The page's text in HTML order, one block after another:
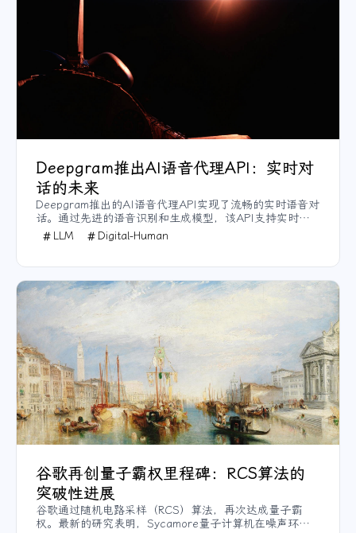
Deepgram推出AI语音代理API：实时对
话的未来
Deepgram推出的AI语音代理API实现了流畅的实时语音对
话。通过先进的语音识别和生成模型，该API支持实时对
话、停顿和中断处理，且可灵活集成不同的大语言模型。
其低延迟和强隐私保护适合客户支持、医疗转录等场景。
LLM Digital-Human
谷歌再创量子霸权里程碑：RCS算法的
突破性进展
谷歌通过随机电路采样（RCS）算法，再次达成量子霸
权。最新的研究表明，Sycamore量子计算机在噪声环境